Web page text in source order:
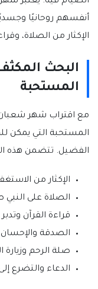
أنفسهم روحانيًا
الإكثار من الصلاة،
البحث
المستحبة
مع اقتراب شهر شعبان،
المستحبة التي يمكن
الفضيل. تتضمن هذه
الإكثار من
الصلاة على
قراءة القرآن
الصدقة والإحسان
صلة الرحم وزيارة
الدعاء والتضرع